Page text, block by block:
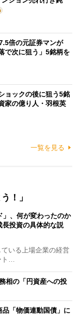
倍の元証券マンが
で次に狙う」5銘柄を
ョックの後に狙う5銘
家の億り人・羽根英
一覧を見る
！」
」、何が変わったのか
投資の具体的な説
いる上場企業の経営
…
相の「円資産への投
「物価連動国債」に